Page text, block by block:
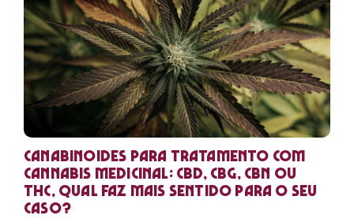
Canabinoides para tratamento com
cannabis medicinal: CBD, CBG, CBN ou
THC, qual faz mais sentido para o seu
caso?